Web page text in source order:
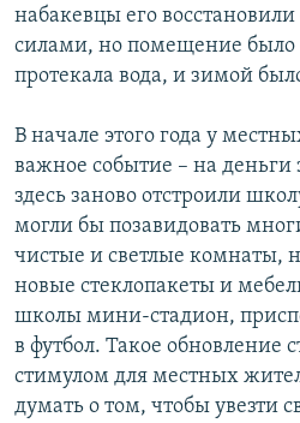
набакевцы его
силами, но помещение
протекала вода, и зимой
В начале этого года у
важное событие – на
здесь заново отстроили
могли бы позавидовать
чистые и светлые комнаты,
новые стеклопакеты и
школы мини-стадион,
в футбол. Такое обновление
стимулом для местных
думать о том, чтобы увезти